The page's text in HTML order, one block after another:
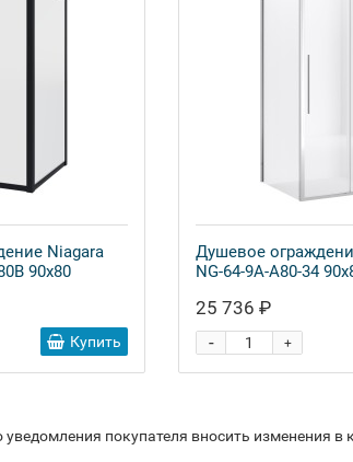
Niagara
90x80
Купить
Душевое
NG-64-9A-A80-34
25 736 ₽
+
-
покупателя вносить изменения